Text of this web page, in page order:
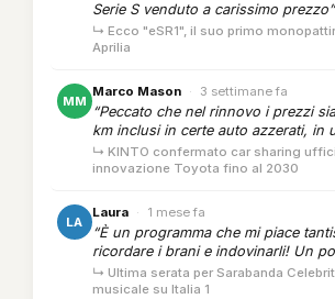
Serie S venduto a carissimo prezzo”
↳ Ecco "eSR1", il suo primo
Aprilia
MM
Marco Mason · 3 settimane fa
“Peccato che nel rinnovo i prezzi
km inclusi in certe auto azzerati, in
↳ KINTO confermato car sharing
innovazione Toyota fino al 2030
LA
Laura · 1 mese fa
“È un programma che mi piace
ricordare i brani e indovinarli! Un
↳ Ultima serata per Sarabanda
musicale su Italia 1